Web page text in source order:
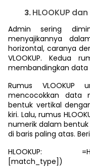
HLOOKUP dan
Admin sering
menyajikannya
horizontal, caranya
VLOOKUP. Kedua
membandingkan data
Rumus
mencocokkan data
bentuk vertikal
kiri. Lalu, rumus
numerik dalam
di baris paling atas.
HLOOKUP:
[match_type])